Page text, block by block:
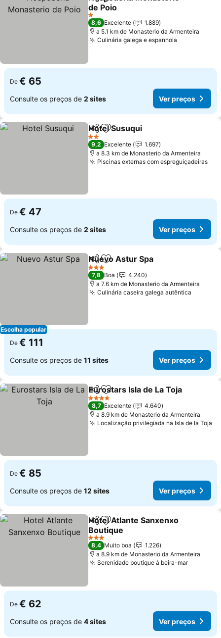
PartilharAdicionar aos favoritos
de Poio
Ver preços
1 Estrelas
8,6 Excelente
1.889
a 5.1 km de Monasterio da Armenteira
Culinária galega e espanhola
De € 65
Consulte os preços de 2 sites Ver preços
PartilharAdicionar aos favoritos
Hotel Susuqui
2 Estrelas
9,2 Excelente
1.697
a 8.3 km de Monasterio da Armenteira
Piscinas externas com espreguiçadeiras
De € 47
Consulte os preços de 2 sites Ver preços
Escolha popular
PartilharAdicionar aos favoritos
Nuevo Astur Spa
3 Estrelas
7,8 Boa
4.240
a 7.6 km de Monasterio da Armenteira
Culinária caseira galega autêntica
De € 111
Consulte os preços de 11 sites Ver preços
PartilharAdicionar aos favoritos
Eurostars Isla de La Toja
4 Estrelas
8,7 Excelente
4.640
a 8.9 km de Monasterio da Armenteira
Localização privilegiada na Isla de la Toja
De € 85
Consulte os preços de 12 sites Ver preços
PartilharAdicionar aos favoritos
Hotel Atlante Sanxenxo
Boutique
Ver preços
3 Estrelas
8,4 Muito boa
1.226
a 8.9 km de Monasterio da Armenteira
Serenidade boutique à beira-marVer
De € 62
Consulte os preços de 4 sites Ver preços